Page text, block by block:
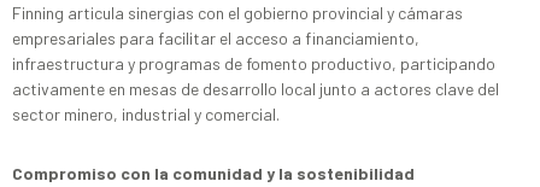
Finning articula sinergias con el gobierno provincial y cámaras
empresariales para facilitar el acceso a financiamiento,
infraestructura y programas de fomento productivo, participando
activamente en mesas de desarrollo local junto a actores clave del
sector minero, industrial y comercial.
Compromiso con la comunidad y la sostenibilidad